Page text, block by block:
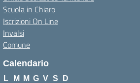
Scuola in Chiaro
Iscrizioni On Line
Invalsi
Comune
Calendario
L M M G V S D